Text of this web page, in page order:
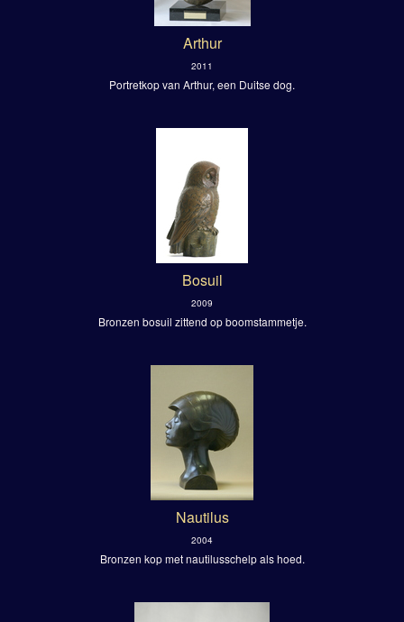
Arthur
2011
Portretkop van Arthur, een Duitse dog.
Bosuil
2009
Bronzen bosuil zittend op boomstammetje.
Nautilus
2004
Bronzen kop met nautilusschelp als hoed.